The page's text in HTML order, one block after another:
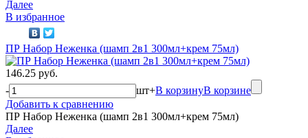
Далее
В избранное
ПР Набор Неженка (шамп 2в1 300мл+крем 75мл)
146.25 руб.
-
шт+В корзинуВ корзине
Добавить к сравнению
ПР Набор Неженка (шамп 2в1 300мл+крем 75мл)
Далее